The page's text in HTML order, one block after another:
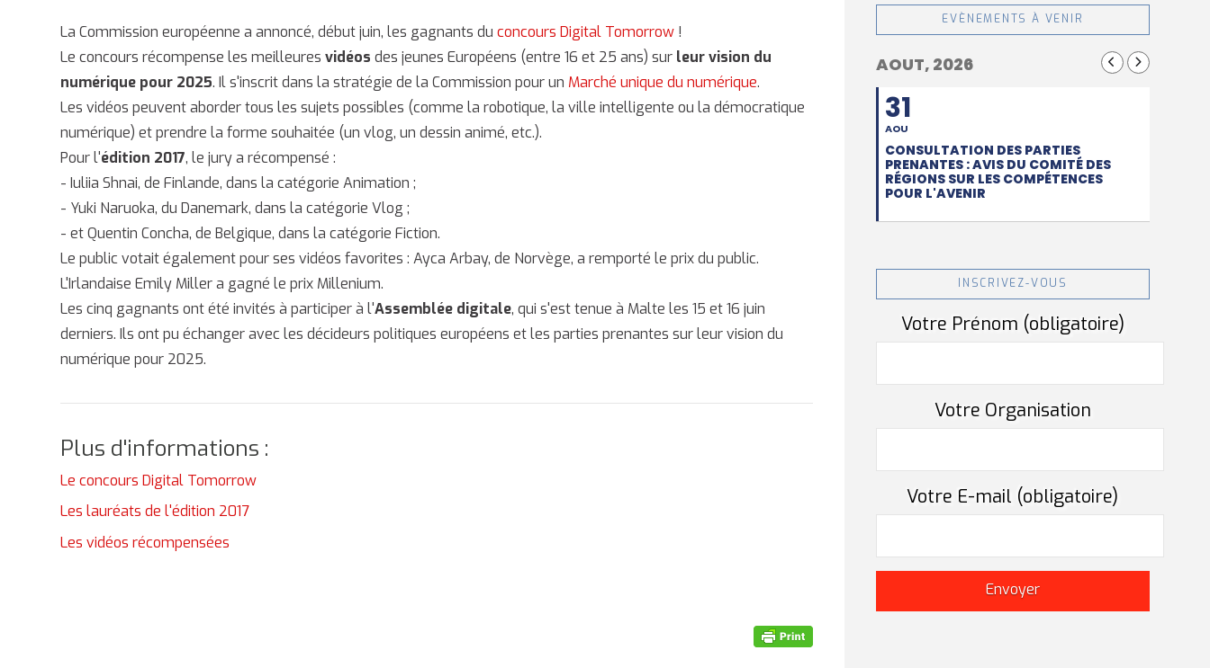
La Commission européenne a annoncé, début juin, les gagnants duconcours Digital Tomorrow !
Le concours récompense les meilleuresvidéos des jeunes Européens (entre 16 et 25 ans) sur leur vision du
numérique pour 2025. Il s'inscrit dans la stratégie de la Commission pour un Marché unique du numérique.
Les vidéos peuvent aborder tous les sujets possibles (comme la robotique, la ville intelligente ou la démocratique
numérique) et prendre la forme souhaitée (un vlog, un dessin animé, etc.).
Pour l'édition 2017, le jury a récompensé :
- Iuliia Shnai, de Finlande, dans la catégorie Animation ;
- Yuki Naruoka, du Danemark, dans la catégorie Vlog ;
- et Quentin Concha, de Belgique, dans la catégorie Fiction.
Le public votait également pour ses vidéos favorites : Ayca Arbay, de Norvège, a remporté le prix du public.
L'Irlandaise Emily Miller a gagné le prix Millenium.
Les cinq gagnants ont été invités à participer à l'Assemblée digitale, qui s'est tenue à Malte les 15 et 16 juin
derniers. Ils ont pu échanger avec les décideurs politiques européens et les parties prenantes sur leur vision du
numérique pour 2025.
Plus d'informations :
Le concours Digital Tomorrow
Les lauréats de l'édition 2017
Les vidéos récompensées
EVÈNEMENTS À VENIR
AOUT, 2026
31
AOU
CONSULTATION DES PARTIES
PRENANTES : AVIS DU COMITÉ DES
RÉGIONS SUR LES COMPÉTENCES
POUR L'AVENIR
INSCRIVEZ-VOUS
Votre Prénom (obligatoire)
Votre Organisation
Votre E-mail (obligatoire)